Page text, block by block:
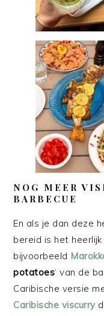
NOG MEER
BARBECUE
En als je dan deze
bereid is het
bijvoorbeeld
potatoes‘ van de
Caribische versie
Caribische viscurry